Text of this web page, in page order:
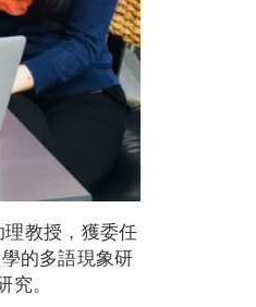
教授，獲委任
的多語現象研
。